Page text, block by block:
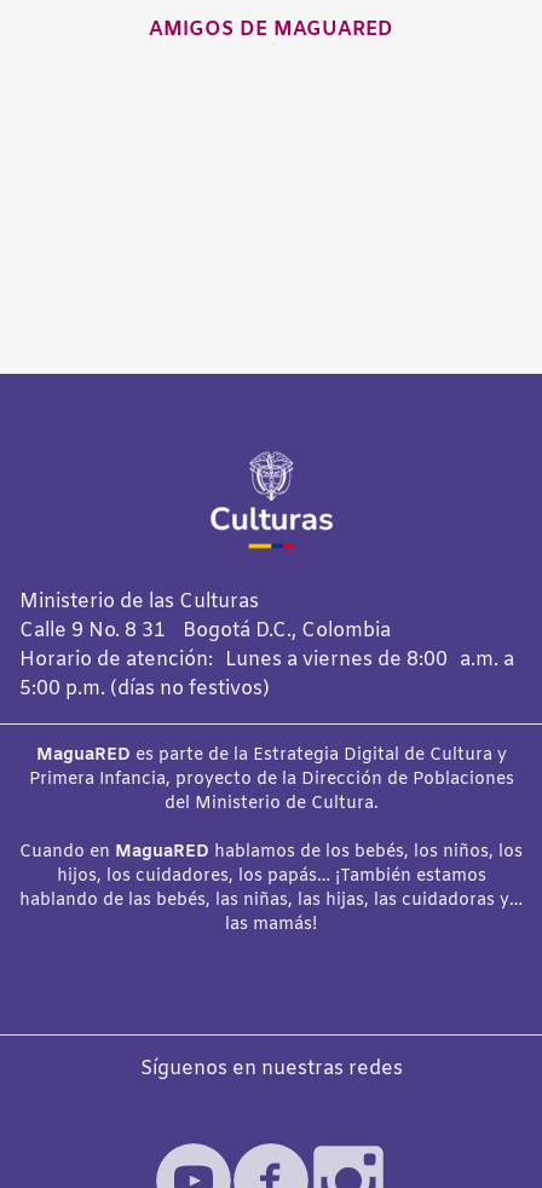
AMIGOS DE MAGUARED
Ministerio de las Culturas
Calle 9 No. 8 31 Bogotá D.C., Colombia
Horario de atención: Lunes a viernes de 8:00 a.m. a
5:00 p.m. (días no festivos)
MaguaRED es parte de la Estrategia Digital de Cultura y
Primera Infancia, proyecto de la Dirección de Poblaciones
del Ministerio de Cultura.
Cuando en MaguaRED hablamos de los bebés, los niños, los
hijos, los cuidadores, los papás… ¡También estamos
hablando de las bebés, las niñas, las hijas, las cuidadoras y…
las mamás!
Síguenos en nuestras redes